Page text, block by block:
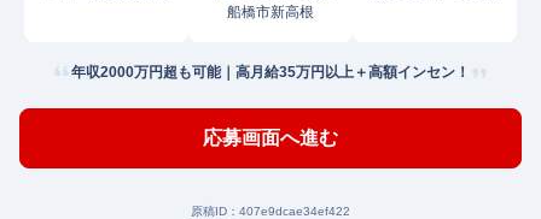
船橋市新高根
年収2000万円超も可能｜高月給35万円以上＋高額インセン！
応募画面へ進む
原稿ID： 407e9dcae34ef422